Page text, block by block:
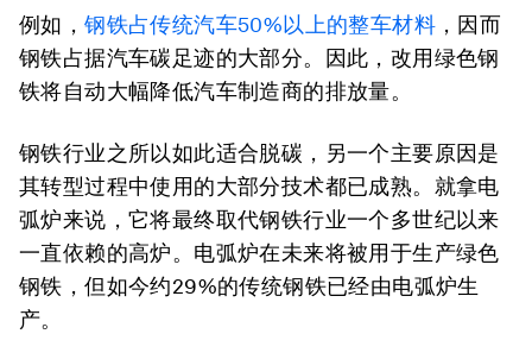
例如，钢铁占传统汽车50%以上的整车材料 ，因而
钢铁占据汽车碳足迹的大部分。因此，改用绿色钢
铁将自动大幅降低汽车制造商的排放量。
钢铁行业之所以如此适合脱碳，另一个主要原因是
其转型过程中使用的大部分技术都已成熟。就拿电
弧炉来说，它将最终取代钢铁行业一个多世纪以来
一直依赖的高炉。电弧炉在未来将被用于生产绿色
钢铁，但如今约29%的传统钢铁已经由电弧炉生
产。